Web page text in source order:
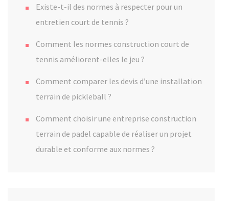
Existe-t-il des normes à respecter pour un
entretien court de tennis ?
Comment les normes construction court de
tennis améliorent-elles le jeu ?
Comment comparer les devis d’une installation
terrain de pickleball ?
Comment choisir une entreprise construction
terrain de padel capable de réaliser un projet
durable et conforme aux normes ?